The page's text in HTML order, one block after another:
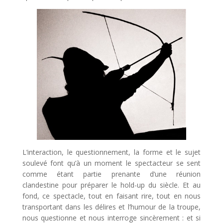
L’interaction, le questionnement, la forme et le sujet
soulevé font qu’à un moment le spectacteur se sent
comme étant partie prenante d’une réunion
clandestine pour préparer le hold-up du siècle. Et au
fond, ce spectacle, tout en faisant rire, tout en nous
transportant dans les délires et l’humour de la troupe,
nous questionne et nous interroge sincèrement : et si